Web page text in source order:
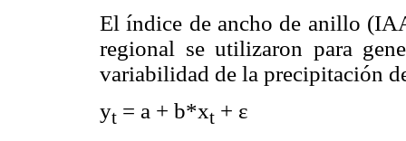
El índice de ancho de anillo
regional se utilizaron para
variabilidad de la precipitación
yt = a + b*xt + ε